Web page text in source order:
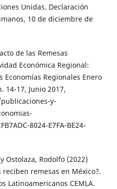
Unidas. Declaración
10 de diciembre de
de las Remesas
Económica Regional:
Economías Regionales Enero
14-17, Junio 2017,
y-
8024-E7FA-BE24-
Ostolaza, Rodolfo (2022)
remesas en México?.
Latinoamericanos CEMLA.